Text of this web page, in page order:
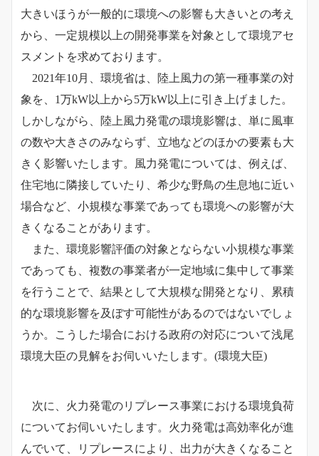
大きいほうが一般的に環境への影響も大きいとの考え
から、一定規模以上の開発事業を対象として環境アセ
スメントを求めております。
2021年10月、環境省は、陸上風力の第一種事業の対
象を、1万kW以上から5万kW以上に引き上げました。
しかしながら、陸上風力発電の環境影響は、単に風車
の数や大きさのみならず、立地などのほかの要素も大
きく影響いたします。風力発電については、例えば、
住宅地に隣接していたり、希少な野鳥の生息地に近い
場合など、小規模な事業であっても環境への影響が大
きくなることがあります。
また、環境影響評価の対象とならない小規模な事業
であっても、複数の事業者が一定地域に集中して事業
を行うことで、結果として大規模な開発となり、累積
的な環境影響を及ぼす可能性があるのではないでしょ
うか。こうした場合における政府の対応について浅尾
環境大臣の見解をお伺いいたします。 (環境大臣)
次に、火力発電のリプレース事業における環境負荷
についてお伺いいたします。火力発電は高効率化が進
んでいて、リプレースにより、出力が大きくなること